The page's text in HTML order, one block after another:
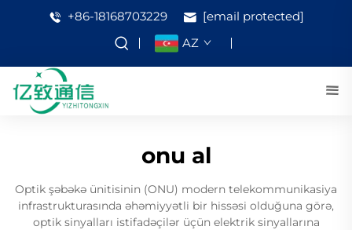
+86-18168703229
[email protected]
AZ
onu al
Optik şəbəkə ünitisinin (ONU) modern telekommunikasiya
infrastrukturasında əhəmiyyətli bir hissəsi olduğuna görə,
optik sinyalları istifadəçilər üçün elektrik sinyallarına